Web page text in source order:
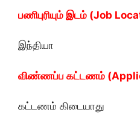
பணிபுரியும் இடம் (Job
இந்தியா
விண்ணப்ப கட்டணம்
கட்டணம் கிடையாது